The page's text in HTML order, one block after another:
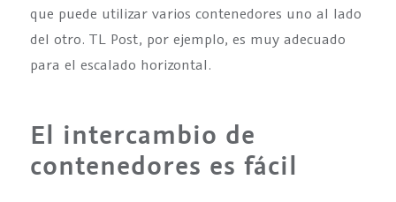
que puede utilizar varios contenedores uno al lado
del otro. TL Post, por ejemplo, es muy adecuado
para el escalado horizontal.
El intercambio de
contenedores es fácil